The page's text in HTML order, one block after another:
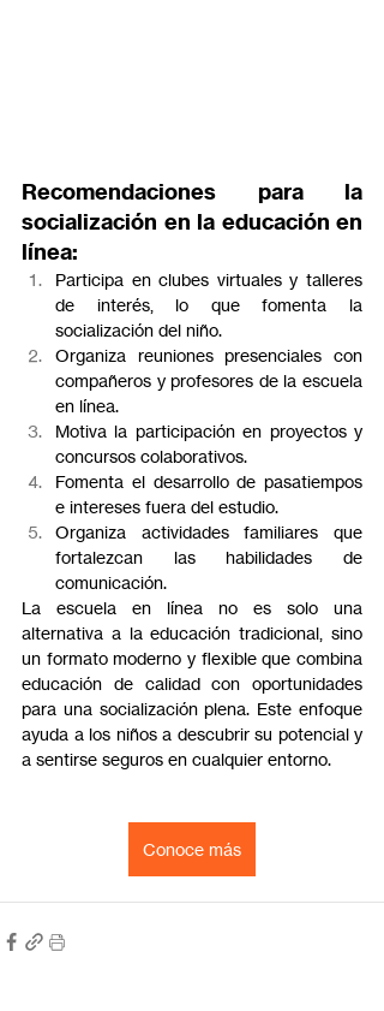
Recomendaciones para la
socialización en la educación en
línea:
Participa en clubes virtuales y talleres
de interés, lo que fomenta la
socialización del niño.
Organiza reuniones presenciales con
compañeros y profesores de la escuela
en línea.
Motiva la participación en proyectos y
concursos colaborativos.
Fomenta el desarrollo de pasatiempos
e intereses fuera del estudio.
Organiza actividades familiares que
fortalezcan las habilidades de
comunicación.
La escuela en línea no es solo una
alternativa a la educación tradicional, sino
un formato moderno y flexible que combina
educación de calidad con oportunidades
para una socialización plena. Este enfoque
ayuda a los niños a descubrir su potencial y
a sentirse seguros en cualquier entorno.
Conoce más